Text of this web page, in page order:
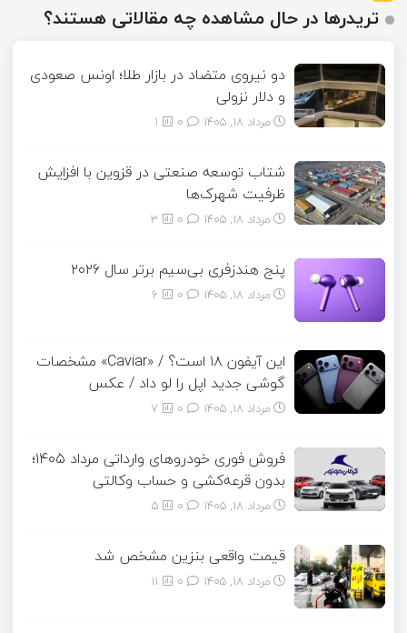
تریدرها در حال مشاهده چه مقالاتی هستند؟
دو نیروی متضاد در بازار طلا؛ اونس صعودی
و دلار نزولی
مرداد ۱۸, ۱۴۰۵ 1
شتاب توسعه صنعتی در قزوین با افزایش
ظرفیت شهرک‌ها
مرداد ۱۸, ۱۴۰۵ 3
پنج هندزفری بی‌سیم برتر سال ۲۰۲۶
مرداد ۱۸, ۱۴۰۵ 6
این آیفون ۱۸ است؟ / «Caviar» مشخصات
گوشی جدید اپل را لو داد / عکس
مرداد ۱۸, ۱۴۰۵ 7
فروش فوری خودروهای وارداتی مرداد ۱۴۰۵؛
بدون قرعه‌کشی و حساب وکالتی
مرداد ۱۸, ۱۴۰۵ 5
قیمت واقعی بنزین مشخص شد
مرداد ۱۸, ۱۴۰۵ 11